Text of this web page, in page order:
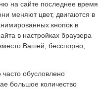
на сайте последнее время
меняют цвет, двигаются в
кнопок в
в настройках браузера
Вашей, бесспорно,
обусловлено
большое количество